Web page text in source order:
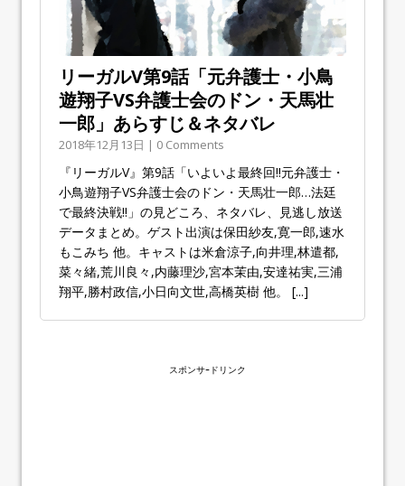
リーガルV第9話「元弁護士・小鳥
遊翔子VS弁護士会のドン・天馬壮
一郎」あらすじ＆ネタバレ
2018年12月13日 | 0 Comments
『リーガルV』第9話「いよいよ最終回!!元弁護士・
小鳥遊翔子VS弁護士会のドン・天馬壮一郎…法廷
で最終決戦!!」の見どころ、ネタバレ、見逃し放送
データまとめ。ゲスト出演は保田紗友,寛一郎,速水
もこみち 他。キャストは米倉涼子,向井理,林遣都,
菜々緒,荒川良々,内藤理沙,宮本茉由,安達祐実,三浦
翔平,勝村政信,小日向文世,高橋英樹 他。 [...]
スポンサｰドリンク